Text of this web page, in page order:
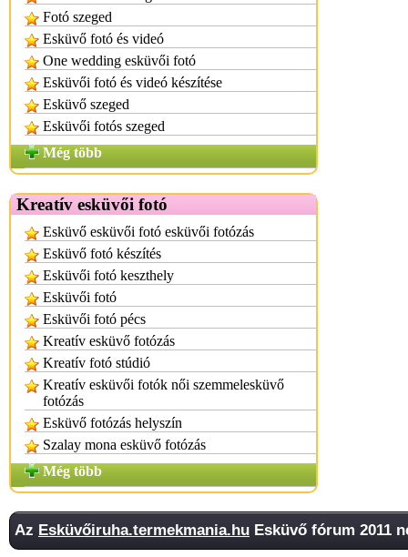
Fotó szeged
Esküvő fotó és videó
One wedding esküvői fotó
Esküvői fotó és videó készítése
Esküvő szeged
Esküvői fotós szeged
Még több
Kreatív esküvői fotó
Esküvő esküvői fotó esküvői fotózás
Esküvő fotó készítés
Esküvői fotó keszthely
Esküvői fotó
Esküvői fotó pécs
Kreatív esküvő fotózás
Kreatív fotó stúdió
Kreatív esküvői fotók női szemmelesküvő
fotózás
Esküvő fotózás helyszín
Szalay mona esküvő fotózás
Még több
Az Esküvőiruha.termekmania.hu Esküvő fórum 2011